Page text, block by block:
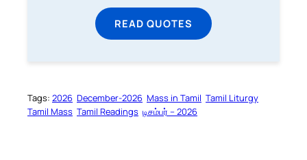
READ QUOTES
Tags: 2026 December-2026 Mass in Tamil Tamil Liturgy
Tamil Mass Tamil Readings டிசம்பர் – 2026